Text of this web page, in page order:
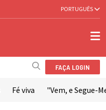
PORTUGUÊS
FAÇA LOGIN
Fé viva "Vem, e Segue-